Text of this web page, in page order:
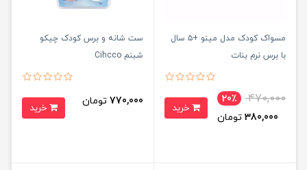
مسواک کودک مدل مینو +۵ سال
با برس نرم بنات
470,000
20٪
380,000 تومان
ست شانه و برس کودک چیکو
شبنم Cihcco
770,000 تومان